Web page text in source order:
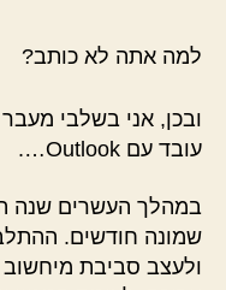
למה אתה לא כותב?
ובכן, אני בשלבי
עובד עם Outlook….
במהלך העשרים שנה
שמונה חודשים.
ולעצב סביבת מיחשוב